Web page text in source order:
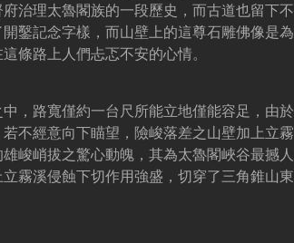
治理太魯閣族的一段歷史，而古道也留下不
鑿記念字樣，而山壁上的這尊石雕佛像是為
條路上人們忐忑不安的心情。
，路寬僅約一台尺所能立地僅能容足，由於
不經意向下瞄望，險峻落差之山壁加上立霧
峻峭拔之驚心動魄，其為太魯閣峽谷最撼人
霧溪侵蝕下切作用強盛，切穿了三角錐山東